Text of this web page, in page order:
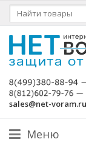
sales@net-voram.ru
Меню